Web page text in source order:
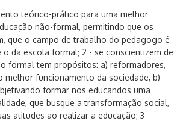
teórico-prático para uma melhor
não-formal, permitindo que os
que o campo de trabalho do pedagogo é
o da escola formal; 2 - se conscientizem de
formal tem propósitos: a) reformadores,
melhor funcionamento da sociedade, b)
formar nos educandos uma
que busque a transformação social,
atitudes ao realizar a educação; 3 -